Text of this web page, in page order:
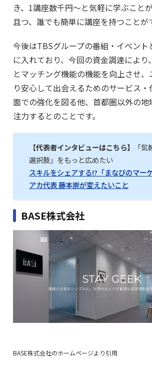
き、1講座数千円〜と気軽に学ぶこと
且つ、誰でも簡単に講座を持つことが
今後はTBSグループの番組・イベント
に入れており、今回の資金調達により
とマッチング機能の機能を向上させ、
り安心して出会えるためのサービス
面での強化を図る他、首都圏以外の地
注力するとのことです。
【代表者インタビューはこちら】
「
選択肢」をもっと広めたい
スキルをシェアする!?「まなびのマー
アカ代表 藤本崇が変えたいこと
BASE株式会社
BASE株式会社のホームページより引用